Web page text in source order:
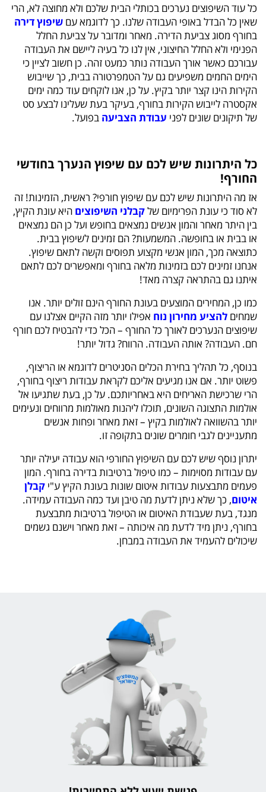
כל עוד השיפוצים נערכים בכותלי הבית שלכם ולא מחוצה לא, הרי
שאין כל הבדל באופי העבודה שלנו. כך לדוגמא עם שיפוץ דירה
בחורף מסוג צביעת הדירה. מאחר ומדובר על צביעת החלל
הפנימי ולא החלל החיצוני, אין לנו כל בעיה ליישם את העבודה
עבורכם כאשר אורך העבודה נותר כמעט זהה. כן חשוב לציין כי
הימים החמים משפיעים גם על הטמפרטורה בבית, כך שייבוש
הקירות הינו קצר יותר בקיץ. על כן, אנו לוקחים עוד כמה ימים
אקסטרה לייבוש הקירות בחורף, בעיקר בעת שעלינו לבצע סט
של תיקונים שונים לפני עבודת הצביעה בפועל.
כל היתרונות שיש לכם עם שיפוץ הנערך בחודשי
החורף!
אז מה היתרונות שיש לכם עם שיפוץ חורפי? ראשית, הזמינות! זה
לא סוד כי עונת הפרימיום שלקבלני השיפוצים היא עונת הקיץ,
בין היתר מאחר והמון אנשים נמצאים בחופש ועל כן הם נמצאים
או בבית או בחופשה. המשמעות? הם זמינים לשיפוץ בבית.
כתוצאה מכך, המון אנשי מקצוע תפוסים וקשה לתאם שיפוץ.
אנחנו זמינים לכם בזמינות מלאה בחורף ומאפשרים לכם לתאם
איתנו גם בהתראה קצרה מאד!
כמו כן, המחירים המוצעים בעונת החורף הינם זולים יותר. אנו
שמחים להציע מחירון נוח אפילו יותר מזה הקיים אצלנו עם
שיפוצים הנערכים לאורך כל החורף – הכל כדי להבטיח לכם חורף
חם. העבודה? אותה העבודה. הרווח? גדול יותר!
בנוסף, כל תהליך בחירת הכלים הסניטרים לדוגמא או הריצוף,
פשוט יותר. אם אנו מגיעים אליכם לקראת עבודות ריצוף בחורף,
הרי שרכישת האריחים היא באחריותכם. על כן, בעת שתגיעו אל
אולמות התצוגה השונים, תוכלו ליהנות מאולמות מרווחים ונעימים
יותר בהשוואה לאולמות בקיץ – זאת מאחר ופחות אנשים
מתעניינים לגבי חומרים שונים בתקופה זו.
יתרון נוסף שיש לכם עם השיפוץ החורפי הוא עבודה יעילה יותר
עם עבודות מסוימות – כמו טיפול ברטיבות בדירה בחורף. המון
פעמים מתבצעות עבודות איטום שונות בעונת הקיץ ע"י קבלן
איטום, כך שלא ניתן לדעת מה טיבן ועד כמה העבודה עמידה.
מנגד, בעת שעבודת האיטום או הטיפול ברטיבות מתבצעת
בחורף, ניתן מיד לדעת מה איכותה – זאת מאחר וישנם גשמים
שיכולים להעמיד את העבודה במבחן.